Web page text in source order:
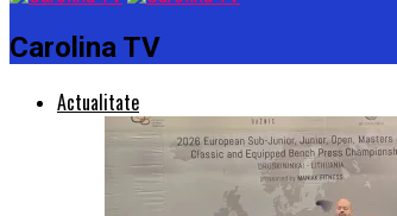
Carolina TV
Actualitate